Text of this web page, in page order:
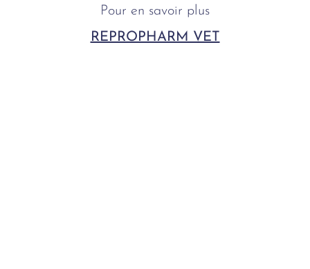
Pour en savoir plus
REPROPHARM VET